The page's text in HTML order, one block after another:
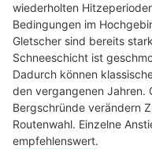
wiederholten
Bedingungen im
Gletscher sind bereits
Schneeschicht ist
Dadurch können
den vergangenen Jahren.
Bergschründe verändern
Routenwahl. Einzelne
empfehlenswert.